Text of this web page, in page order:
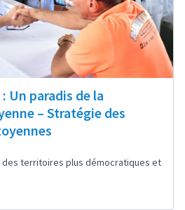
Un paradis de la
– Stratégie des
territoires plus démocratiques et